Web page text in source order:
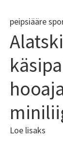
peipsiääre
Loe lisaks